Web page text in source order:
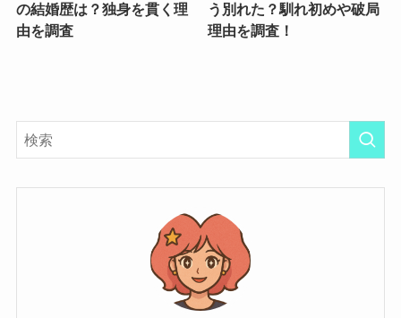
の結婚歴は？独身を貫く理
由を調査
う別れた？馴れ初めや破局
理由を調査！